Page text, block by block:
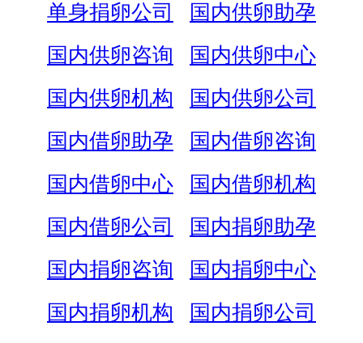
单身捐卵公司
国内供卵助孕
国内供卵咨询
国内供卵中心
国内供卵机构
国内供卵公司
国内借卵助孕
国内借卵咨询
国内借卵中心
国内借卵机构
国内借卵公司
国内捐卵助孕
国内捐卵咨询
国内捐卵中心
国内捐卵机构
国内捐卵公司